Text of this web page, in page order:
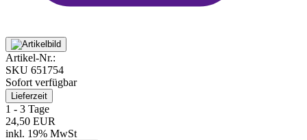
Artikel-Nr.:
SKU 651754
Sofort verfügbar
Lieferzeit
1 - 3 Tage
24,50 EUR
inkl. 19% MwSt